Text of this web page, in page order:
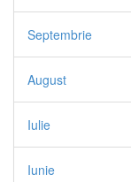
Septembrie
August
Iulie
Iunie